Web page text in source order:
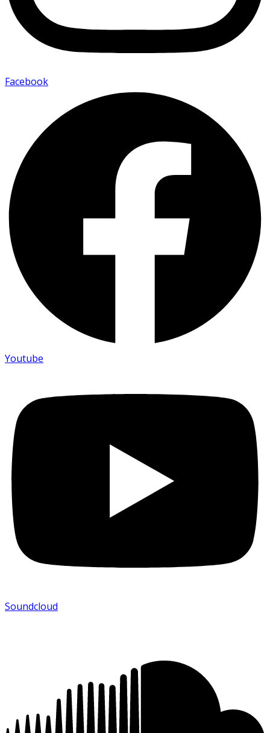
Facebook
Youtube
Soundcloud